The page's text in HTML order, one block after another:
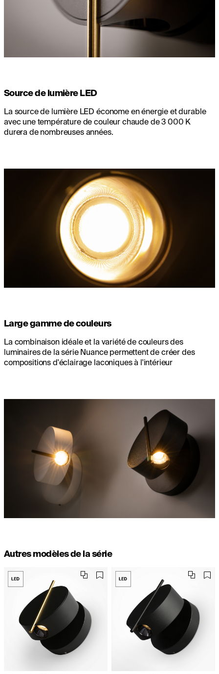
Source de lumière LED
La source de lumière LED économe en énergie et durable
avec une température de couleur chaude de 3 000 K
durera de nombreuses années.
Large gamme de couleurs
La combinaison idéale et la variété de couleurs des
luminaires de la série Nuance permettent de créer des
compositions d'éclairage laconiques à l'intérieur
Autres modèles de la série